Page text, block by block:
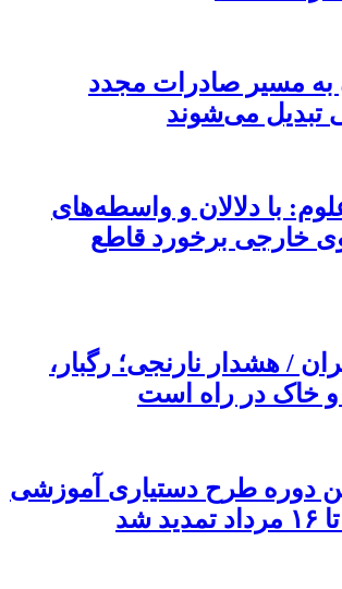
به مسیر صادرات مجدد
تبدیل می‌شوند
با دلالان و واسطه‌های
خارجی برخورد قاطع
/ هشدار نارنجی؛ رگبار،
و خاک در راه است
دوره طرح دستیاری آموزشی
شد